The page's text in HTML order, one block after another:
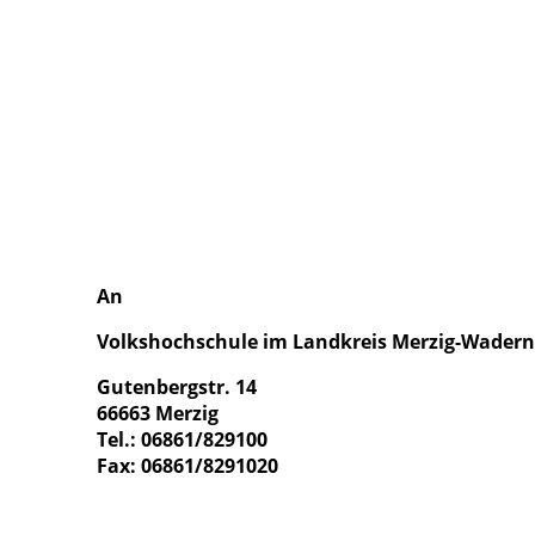
An
Volkshochschule im Landkreis Merzig-
Gutenbergstr. 14
66663 Merzig
Tel.: 06861/829100
Fax: 06861/8291020